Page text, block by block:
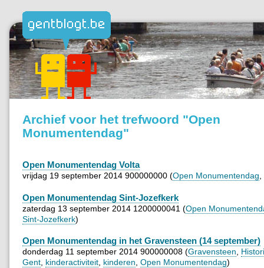
Archief voor het trefwoord "Open
Monumentendag"
Open Monumentendag Volta
vrijdag 19 september 2014 900000000 (Open Monumentendag
Open Monumentendag Sint-Jozefkerk
zaterdag 13 september 2014 1200000041 (Open
Sint-Jozefkerk)
Open Monumentendag in het Gravensteen (14 september)
donderdag 11 september 2014 900000008 (Gravensteen
Gent kinderactiviteit kinderen Open Monumentendag)